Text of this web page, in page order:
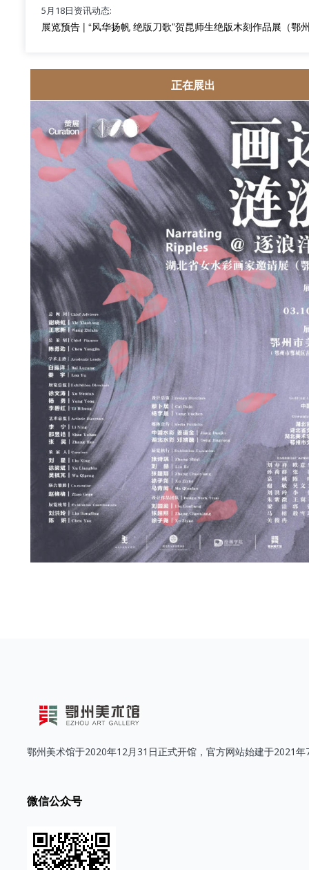
5月18日资讯动态:
展览预告 | “风华扬帆 绝版刀歌”贺昆师生绝版木刻作品展（鄂
正在展出
鄂州美术馆于2020年12月31日正式开馆，官方网站始建于2021年
微信公众号